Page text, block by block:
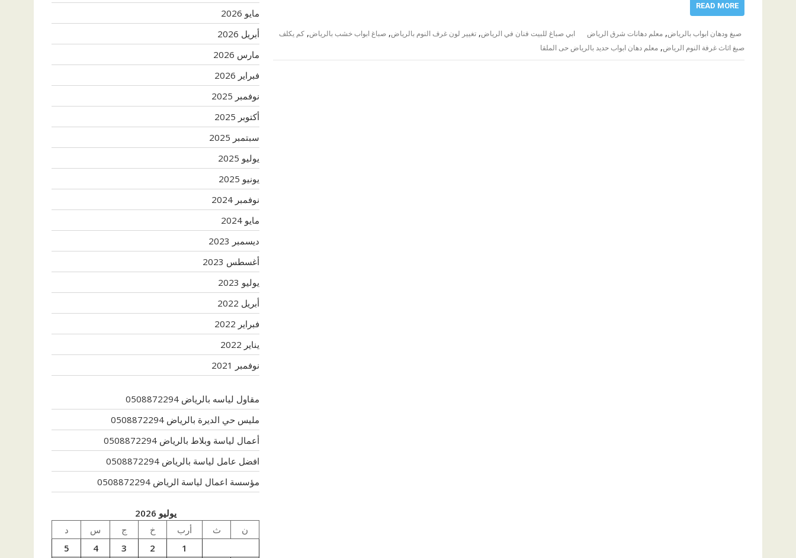
READ MORE
صبغ ودهان ابواب بالرياض, معلم دهانات شرق الرياض ابي صباغ للبيت فنان في الرياض, تغيير لون غرف النوم بالرياض, صباغ ابواب خشب بالرياض, كم يكلف
صبغ اثاث غرفة النوم الرياض, معلم دهان ابواب حديد بالرياض حى الملقا
مايو 2026
أبريل 2026
مارس 2026
فبراير 2026
نوفمبر 2025
أكتوبر 2025
سبتمبر 2025
يوليو 2025
يونيو 2025
نوفمبر 2024
مايو 2024
ديسمبر 2023
أغسطس 2023
يوليو 2023
أبريل 2022
فبراير 2022
يناير 2022
نوفمبر 2021
مقاول لياسه بالرياض 0508872294
مليس حي الديرة بالرياض 0508872294
أعمال لياسة وبلاط بالرياض 0508872294
افضل عامل لياسة بالرياض 0508872294
مؤسسة اعمال لياسة الرياض 0508872294
يوليو 2026
ن
ث أرب خ ج س
د
1
2
3
4
5